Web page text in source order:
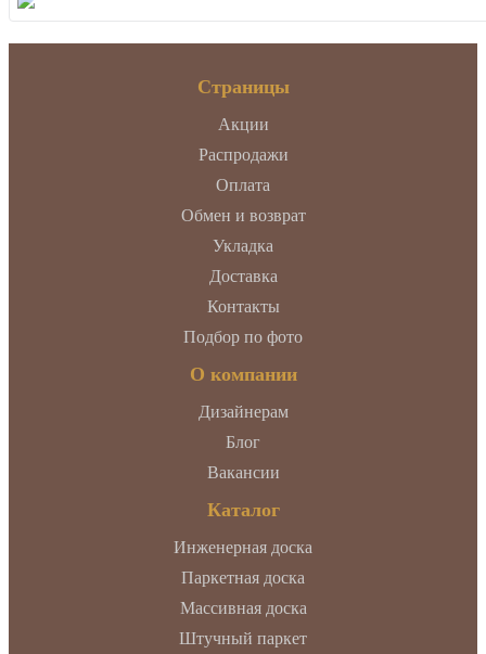
Страницы
Акции
Распродажи
Оплата
Обмен и возврат
Укладка
Доставка
Контакты
Подбор по фото
О компании
Дизайнерам
Блог
Вакансии
Каталог
Инженерная доска
Паркетная доска
Массивная доска
Штучный паркет